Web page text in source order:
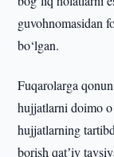
guvohnomasidan
bo‘lgan.
Fuqarolarga
hujjatlarni doimo
hujjatlarning
borish qatʼiy